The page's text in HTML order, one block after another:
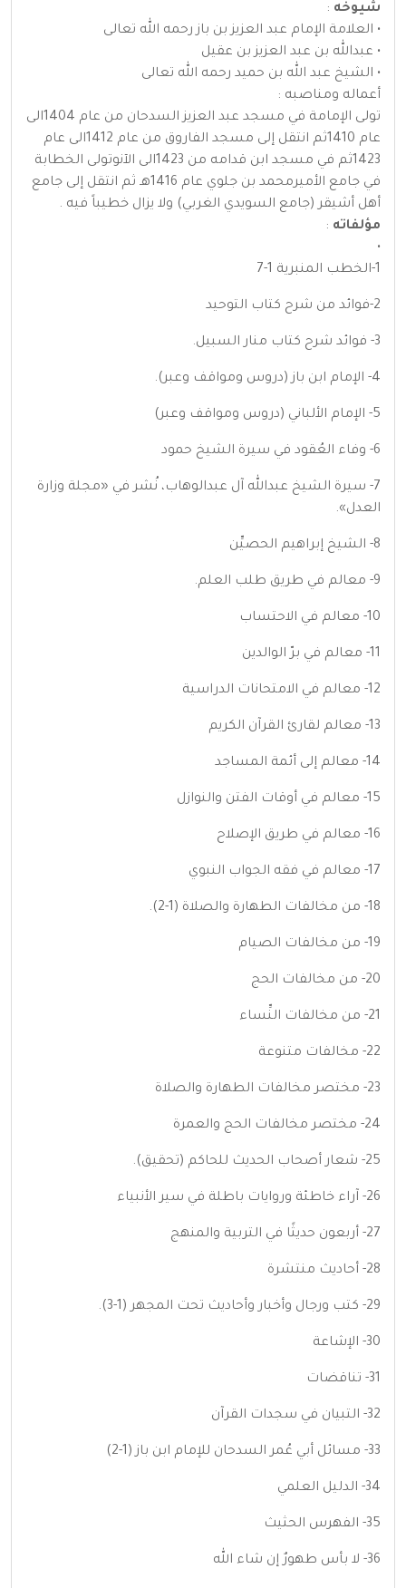
شيوخه :
• العلامة الإمام عبد العزيز بن باز رحمه الله تعالى
• عبدالله بن عبد العزيز بن عقيل
• الشيخ عبد الله بن حميد رحمه الله تعالى
أعماله ومناصبه :
تولى الإمامة في مسجد عبد العزيز السدحان من عام 1404الى
عام 1410ثم انتقل إلى مسجد الفاروق من عام 1412الى عام
1423ثم في مسجد ابن قدامه من 1423الى الآنوتولى الخطابة
في جامع الأميرمحمد بن جلوي عام 1416هـ ثم انتقل إلى جامع
أهل أشيقر (جامع السويدي الغربي) ولا يزال خطيباً فيه .
مؤلفاته :
•
1-الخطب المنبرية 1-7
2-فوائد من شرح كتاب التوحيد
3- فوائد شرح كتاب منار السبيل.
4- الإمام ابن باز (دروس ومواقف وعبر).
5- الإمام الألباني (دروس ومواقف وعبر)
6- وفاء العُقود في سيرة الشيخ حمود
7- سيرة الشيخ عبدالله آل عبدالوهاب، نُشر في «مجلة وزارة
العدل».
8- الشيخ إبراهيم الحصيِّن
9- معالم في طريق طلب العلم.
10- معالم في الاحتساب
11- معالم في برّ الوالدين
12- معالم في الامتحانات الدراسية
13- معالم لقارئ القرآن الكريم
14- معالم إلى أئمة المساجد
15- معالم في أوقات الفتن والنوازل
16- معالم في طريق الإصلاح
17- معالم في فقه الجواب النبوي
18- من مخالفات الطهارة والصلاة (1-2).
19- من مخالفات الصيام
20- من مخالفات الحج
21- من مخالفات النِّساء
22- مخالفات متنوعة
23- مختصر مخالفات الطهارة والصلاة
24- مختصر مخالفات الحج والعمرة
25- شعار أصحاب الحديث للحاكم (تحقيق).
26- آراء خاطئة وروايات باطلة في سير الأنبياء
27- أربعون حديثًا في التربية والمنهج
28- أحاديث منتشرة
29- كتب ورجال وأخبار وأحاديث تحت المجهر (1-3).
30- الإشاعة
31- تناقضات
32- التبيان في سجدات القرآن
33- مسائل أبي عُمر السدحان للإمام ابن باز (1-2)
34- الدليل العلمي
35- الفهرس الحثيث
36- لا بأس طهورٌ إن شاء الله